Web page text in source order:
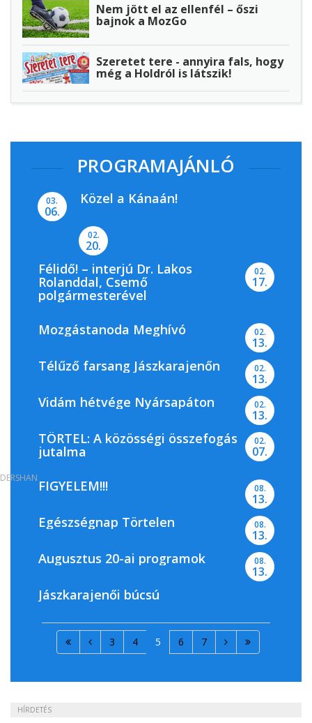
Nem jött el az ellenfél – őszi
bajnok a MozGo
Szeretet tere - annyira fals, hogy
még a Holdról is látszik!
PROGRAMAJÁNLÓ
03.
06.
Közel a Kánaán!
02.
20.
Félidő! – interjú Dr. Lakos
Rolanddal, Csemő
polgármesterével
02.
17.
Mozgástanoda Meghívó 02.
13.
Télűző farsang Jászkarajenőn 02.
13.
Vidám hétvége Nyársapáton 02.
13.
TÖRTEL: A közösségi összefogás
jutalma
02.
07.
FIGYELEM!!! 08.
13.
Egészségnap Törtelen 08.
13.
Augusztus 20-ai programok 08.
13.
Jászkarajenői búcsú
3 4 5 6 7
HÍRDETÉS
DERSHAN